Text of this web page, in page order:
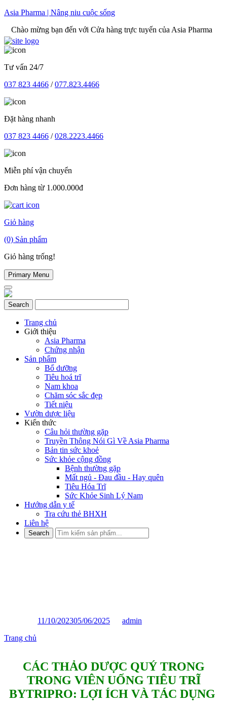
Skip
content
Asia Pharma | Nâng niu cuộc sống
bạn đến với Cửa hàng trực tuyến của Asia Pharma
Tư vấn 24/7
037 823 4466 /077.823.4466
Đặt hàng nhanh
037 823 4466 /028.2223.4466
Miễn phí vận chuyển
Đơn hàng từ 1.000.000đ
Giỏ hàng
(0) Sản phẩm
Giỏ hàng trống!
Primary Menu
Trang chủ
Giới thiệu
Asia Pharma
Chứng nhận
Sản phẩm
Bổ dưỡng
Tiêu hoá trĩ
Nam khoa
Chăm sóc sắc đẹp
Tiết niệu
Vườn dược liệu
Kiến thức
Câu hỏi thường gặp
Truyền Thông Nói Gì Về Asia Pharma
Bản tin sức khoẻ
Sức khỏe cộng đồng
Bệnh thường gặp
Mất ngủ - Đau đầu - Hay quên
Tiêu Hóa Trĩ
Sức Khỏe Sinh Lý Nam
Hướng dẫn y tế
Tra cứu thẻ BHXH
Liên hệ
11/10/202305/06/2025
admin
Trang chủ
CÁC THẢO DƯỢC QUÝ TRONG
TRONG VIÊN UỐNG TIÊU TRĨ
BYTRIPRO: LỢI ÍCH VÀ TÁC DỤNG